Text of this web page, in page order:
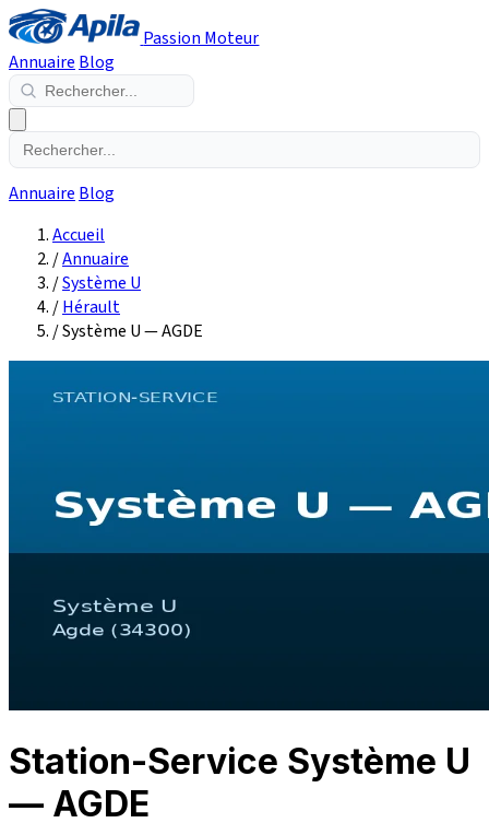
Passion Moteur
Annuaire Blog
Annuaire Blog
Accueil
/Annuaire
/Système U
/Hérault
/Système U — AGDE
Station-Service Système U
— AGDE